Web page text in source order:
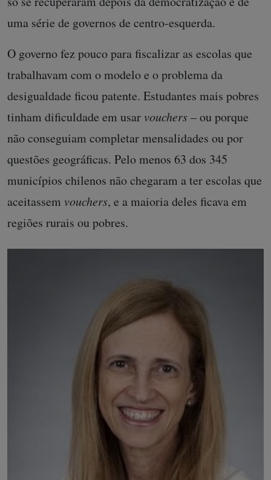
uma série de governos de centro-esquerda.
O governo fez pouco para fiscalizar as escolas que
trabalhavam com o modelo e o problema da
desigualdade ficou patente. Estudantes mais pobres
tinham dificuldade em usar vouchers– ou porque
não conseguiam completar mensalidades ou por
questões geográficas. Pelo menos 63 dos 345
municípios chilenos não chegaram a ter escolas que
aceitassem vouchers, e a maioria deles ficava em
regiões rurais ou pobres.